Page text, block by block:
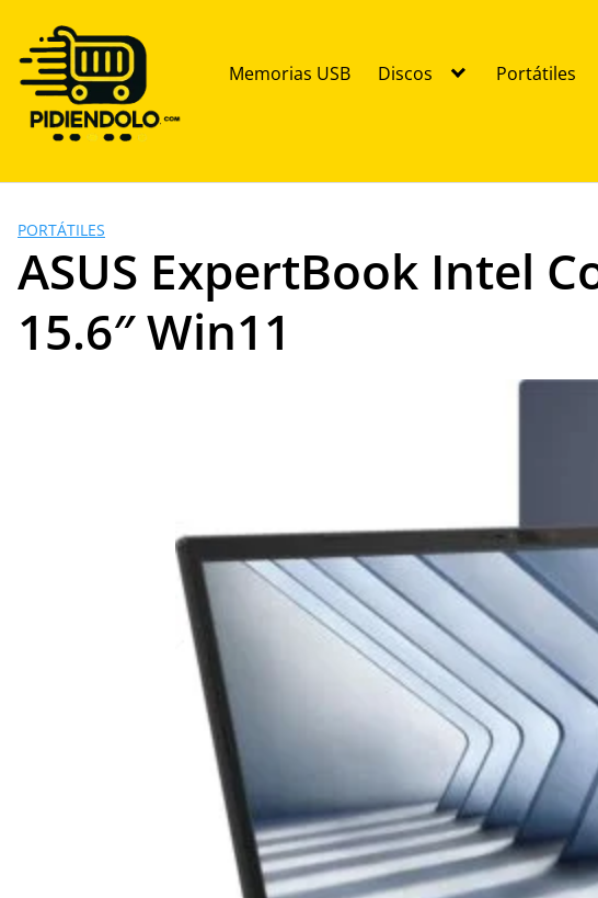
contenido
Memorias USB Discos Portátiles
PORTÁTILES
ASUS ExpertBook Intel
15.6″ Win11